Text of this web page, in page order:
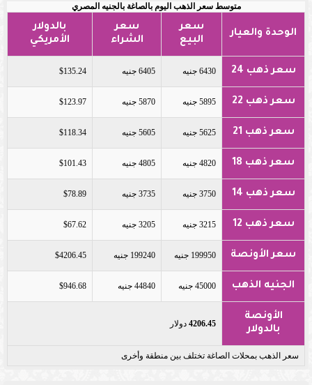
متوسط سعر الذهب اليوم بالصاغة بالجنيه المصري
الوحدة والعيار
سعر
البيع
سعر
الشراء
بالدولار
الأمريكي
سعر ذهب 24 6430 جنيه 6405 جنيه $135.24
سعر ذهب 22 5895 جنيه 5870 جنيه $123.97
سعر ذهب 21 5625 جنيه 5605 جنيه $118.34
سعر ذهب 18 4820 جنيه 4805 جنيه $101.43
سعر ذهب 14 3750 جنيه 3735 جنيه $78.89
سعر ذهب 12 3215 جنيه 3205 جنيه $67.62
سعر الأونصة 199950 جنيه 199240 جنيه $4206.45
الجنيه الذهب 45000 جنيه 44840 جنيه $946.68
الأونصة
بالدولار
4206.45 دولار
سعر الذهب بمحلات الصاغة تختلف بين منطقة وأخرى